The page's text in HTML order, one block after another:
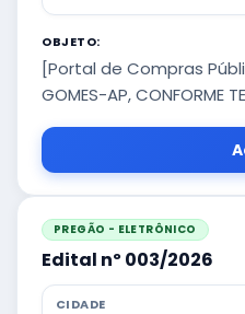
OBJETO:
[Portal de Compras
GOMES-AP, CONFORME
PREGÃO - ELETRÔNICO
Edital nº 003/2026
CIDADE